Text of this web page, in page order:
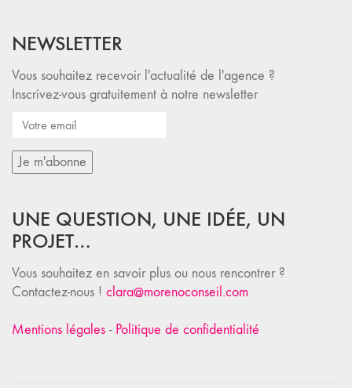
NEWSLETTER
Vous souhaitez recevoir l'actualité de l'agence ?
Inscrivez-vous gratuitement à notre newsletter
UNE QUESTION, UNE IDÉE, UN
PROJET…
Vous souhaitez en savoir plus ou nous rencontrer ?
Contactez-nous ! clara@morenoconseil.com
Mentions légales - Politique de confidentialité